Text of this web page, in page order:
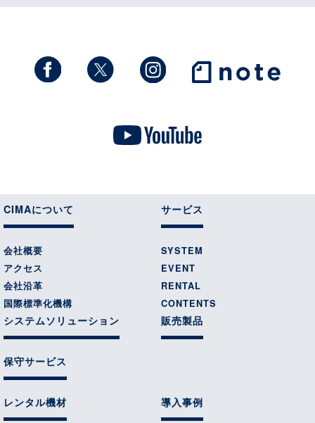
CIMAについて
会社概要
アクセス
会社沿革
国際標準化機構
サービス
SYSTEM
EVENT
RENTAL
CONTENTS
システムソリューション
保守サービス
販売製品
レンタル機材 導入事例